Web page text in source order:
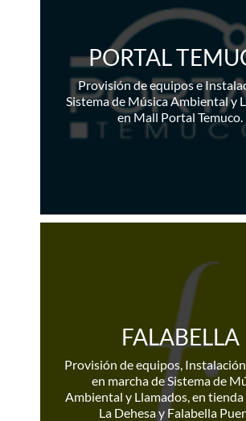
PORTAL
Provisión de equipos e
Sistema de Música Ambiental y
en Mall Portal Temuco.
FALABELLA
Provisión de equipos,
en marcha de Sistema de
Ambiental y Llamados, en
La Dehesa y Falabella